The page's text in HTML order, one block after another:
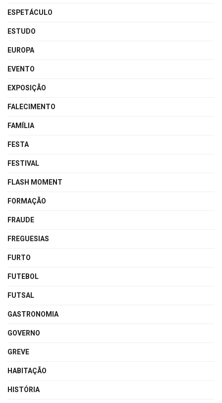
ESPETÁCULO
ESTUDO
EUROPA
EVENTO
EXPOSIÇÃO
FALECIMENTO
FAMÍLIA
FESTA
FESTIVAL
FLASH MOMENT
FORMAÇÃO
FRAUDE
FREGUESIAS
FURTO
FUTEBOL
FUTSAL
GASTRONOMIA
GOVERNO
GREVE
HABITAÇÃO
HISTÓRIA